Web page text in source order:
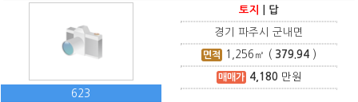
623
토지 답
경기 파주시 군내면
면적 1,256 ㎡ ( 379.94 )
매매가 4,180만원